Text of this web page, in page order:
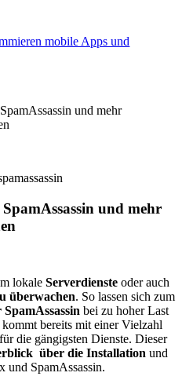
und mehr
und mehr
lokale Serverdienste oder auch
überwachen. So lassen sich zum
bei zu hoher Last
bereits mit einer Vielzahl
die gängigsten Dienste. Dieser
über die Installation und
und SpamAssassin.